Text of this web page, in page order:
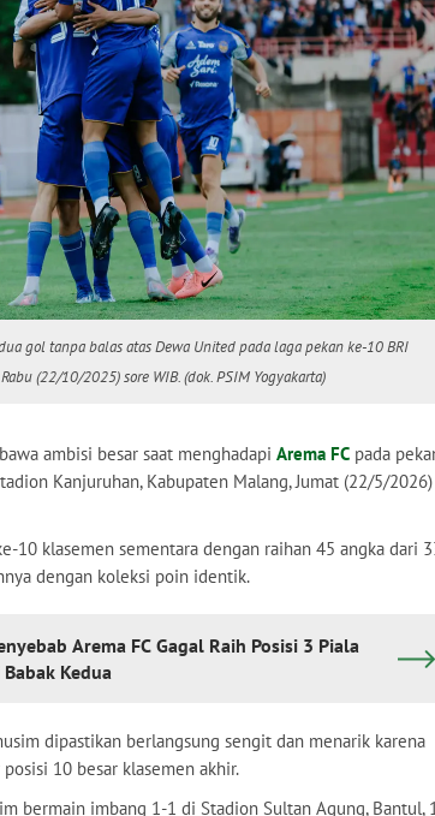
gol tanpa balas atas Dewa United pada laga pekan ke-10 BRI
(22/10/2025) sore WIB. (dok. PSIM Yogyakarta)
ambisi besar saat menghadapi Arema FC pada
Kanjuruhan, Kabupaten Malang, Jumat (22/5/2026)
10 klasemen sementara dengan raihan 45 angka dari
dengan koleksi poin identik.
Arema FC Gagal Raih Posisi 3 Piala
Kedua
dipastikan berlangsung sengit dan menarik karena
10 besar klasemen akhir.
bermain imbang 1-1 di Stadion Sultan Agung, Bantul,